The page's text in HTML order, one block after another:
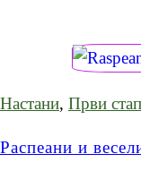
Настани, Први
Распеани и